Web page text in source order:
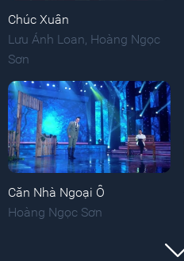
Chúc Xuân
Lưu Ánh Loan, Hoàng Ngọc
Sơn
Căn Nhà Ngoại Ô
Hoàng Ngọc Sơn